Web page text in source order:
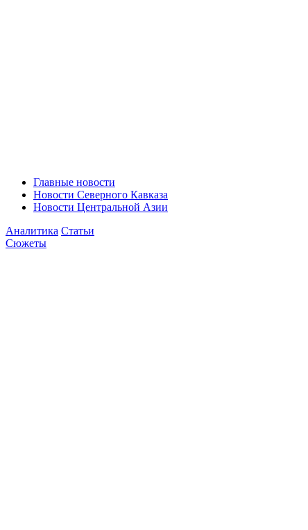
Главные новости
Новости Северного Кавказа
Новости Центральной Азии
Аналитика Статьи
Сюжеты